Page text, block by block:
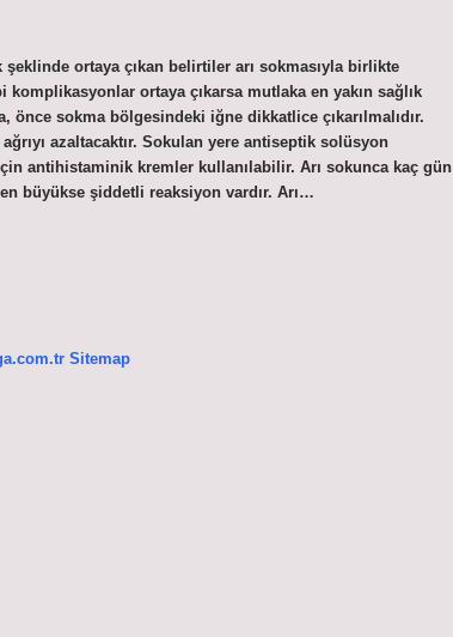
ortaya çıkan belirtiler arı sokmasıyla birlikte
ortaya çıkarsa mutlaka en yakın sağlık
sokma bölgesindeki iğne dikkatlice çıkarılmalıdır.
azaltacaktır. Sokulan yere antiseptik solüsyon
antihistaminik kremler kullanılabilir. Arı sokunca kaç gün
büyükse şiddetli reaksiyon vardır. Arı…
Sitemap